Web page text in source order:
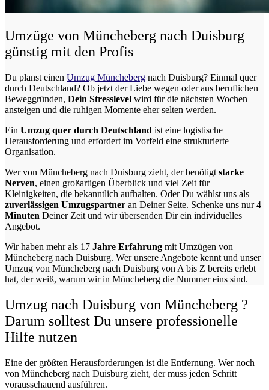
Umzüge von Müncheberg nach Duisburg
günstig mit den Profis
Du planst einen Umzug Müncheberg nach Duisburg? Einmal quer
durch Deutschland? Ob jetzt der Liebe wegen oder aus beruflichen
Beweggründen, Dein Stresslevel wird für die nächsten Wochen
ansteigen und die ruhigen Momente eher selten werden.
Ein Umzug quer durch Deutschland ist eine logistische
Herausforderung und erfordert im Vorfeld eine strukturierte
Organisation.
Wer von Müncheberg nach Duisburg zieht, der benötigt starke
Nerven, einen großartigen Überblick und viel Zeit für
Kleinigkeiten, die bekanntlich aufhalten. Oder Du wählst uns als
zuverlässigen Umzugspartner an Deiner Seite. Schenke uns nur4
Minuten Deiner Zeit und wir übersenden Dir ein individuelles
Angebot.
Wir haben mehr als 17 Jahre Erfahrung mit Umzügen von
Müncheberg nach Duisburg. Wer unsere Angebote kennt und unser
Umzug von Müncheberg nach Duisburg von A bis Z bereits erlebt
hat, der weiß, warum wir in Müncheberg die Nummer eins sind.
Umzug nach Duisburg von Müncheberg ?
Darum solltest Du unsere professionelle
Hilfe nutzen
Eine der größten Herausforderungen ist die Entfernung. Wer noch
von Müncheberg nach Duisburg zieht, der muss jeden Schritt
vorausschauend ausführen.